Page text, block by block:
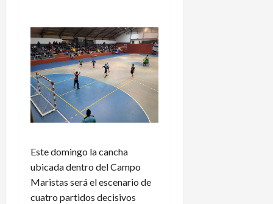
Este domingo la cancha
ubicada dentro del Campo
Maristas será el escenario de
cuatro partidos decisivos